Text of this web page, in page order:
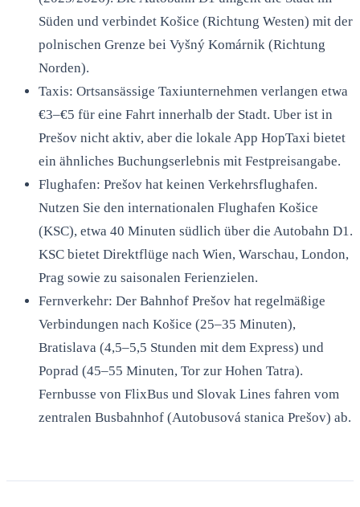
Süden und verbindet Košice (Richtung Westen) mit der
polnischen Grenze bei Vyšný Komárnik (Richtung
Norden).
Taxis: Ortsansässige Taxiunternehmen verlangen etwa
€3–€5 für eine Fahrt innerhalb der Stadt. Uber ist in
Prešov nicht aktiv, aber die lokale App HopTaxi bietet
ein ähnliches Buchungserlebnis mit Festpreisangabe.
Flughafen: Prešov hat keinen Verkehrsflughafen.
Nutzen Sie den internationalen Flughafen Košice
(KSC), etwa 40 Minuten südlich über die Autobahn D1.
KSC bietet Direktflüge nach Wien, Warschau, London,
Prag sowie zu saisonalen Ferienzielen.
Fernverkehr: Der Bahnhof Prešov hat regelmäßige
Verbindungen nach Košice (25–35 Minuten),
Bratislava (4,5–5,5 Stunden mit dem Express) und
Poprad (45–55 Minuten, Tor zur Hohen Tatra).
Fernbusse von FlixBus und Slovak Lines fahren vom
zentralen Busbahnhof (Autobusová stanica Prešov) ab.